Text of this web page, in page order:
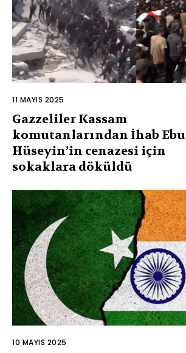
11 MAYIS 2025
Gazzeliler Kassam
komutanlarından İhab Ebu
Hüseyin’in cenazesi için
sokaklara döküldü
10 MAYIS 2025